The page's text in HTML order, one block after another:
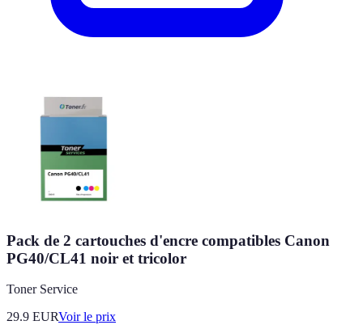
Pack de 2 cartouches d'encre compatibles Canon
PG40/CL41 noir et tricolor
Toner Service
29.9 EURVoir le prix